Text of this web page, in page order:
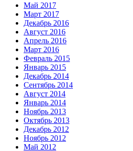
Май 2017
Март 2017
Декабрь 2016
Август 2016
Апрель 2016
Март 2016
Февраль 2015
Январь 2015
Декабрь 2014
Сентябрь 2014
Август 2014
Январь 2014
Ноябрь 2013
Октябрь 2013
Декабрь 2012
Ноябрь 2012
Май 2012